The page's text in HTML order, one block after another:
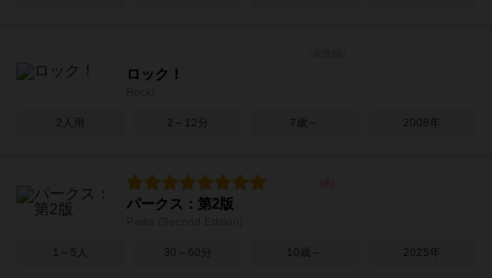
ロック！
2人用 2～12分 7歳～ 2008年
パークス：第2版
1～5人 30～60分 10歳～ 2025年